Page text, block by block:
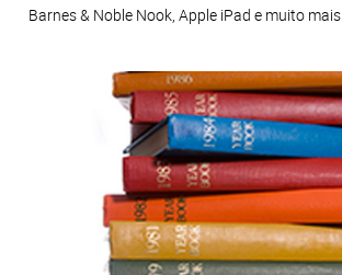
Barnes & Noble Nook, Apple iPad e muito mais.